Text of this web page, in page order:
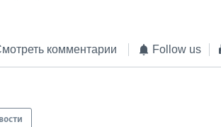
комментарии Follow us